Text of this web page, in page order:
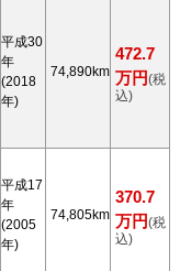
平成30
年
(2018
年)
74,890km
472.7
万円(税
込)
平成17
年
(2005
年)
74,805km
370.7
万円(税
込)